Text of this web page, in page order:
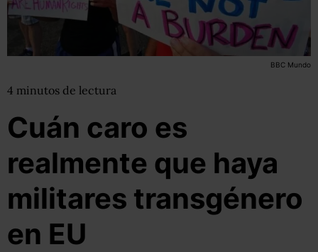
BBC Mundo
4 minutos de lectura
Cuán caro es
realmente que haya
militares transgénero
en EU